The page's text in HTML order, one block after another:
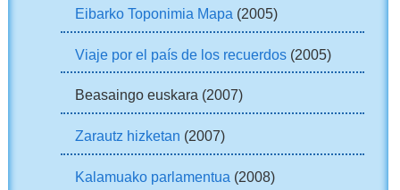
Eibarko Toponimia Mapa (2005)
Viaje por el país de los recuerdos(2005)
Beasaingo euskara (2007)
Zarautz hizketan (2007)
Kalamuako parlamentua (2008)